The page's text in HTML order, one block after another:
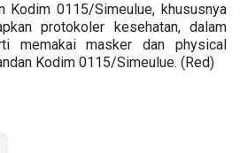
Kodim 0115/Simeulue, khususnya
protokoler kesehatan, dalam
memakai masker dan physical
Kodim 0115/Simeulue. (Red)